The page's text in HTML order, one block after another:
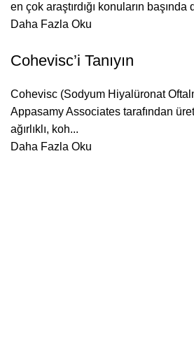
en çok araştırdığı konuların
Daha Fazla Oku
Cohevisc’i Tanıyın
Cohevisc (Sodyum Hiyalüronat
Appasamy Associates tarafından
ağırlıklı, koh...
Daha Fazla Oku